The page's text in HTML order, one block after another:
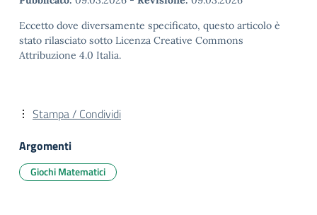
Eccetto dove diversamente specificato, questo articolo è
stato rilasciato sotto Licenza Creative Commons
Attribuzione 4.0 Italia.
Stampa / Condividi
Argomenti
Giochi Matematici